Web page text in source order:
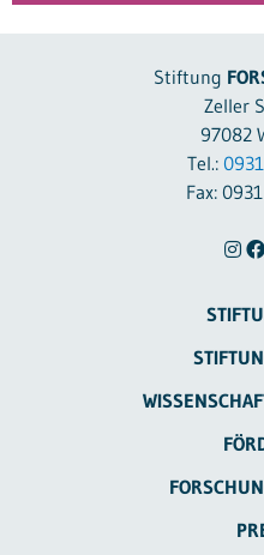
Stiftung
Zeller
97082
Tel.:
Fax: